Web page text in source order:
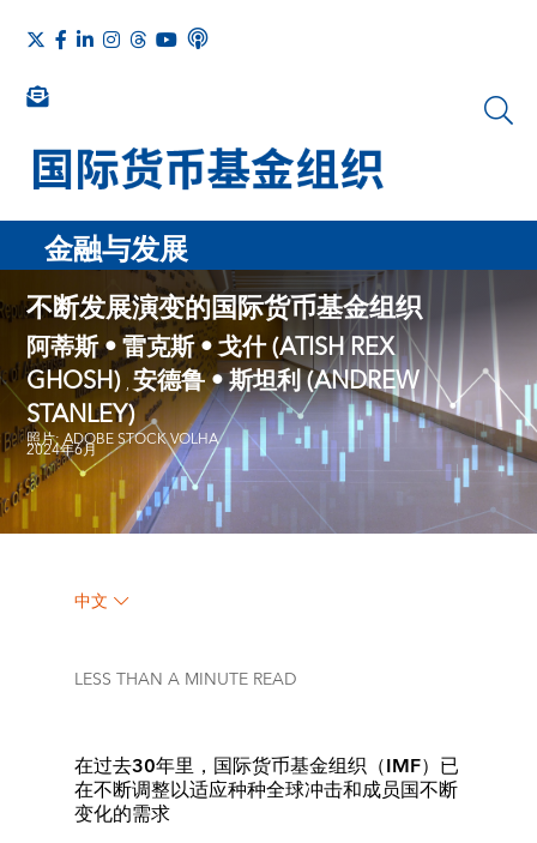
金融与发展
不断发展演变的国际货币基金组织
阿蒂斯 • 雷克斯 • 戈什 (ATISH REX
GHOSH),安德鲁 • 斯坦利 (ANDREW
STANLEY)
2024年6月
照片: ADOBE STOCK VOLHA
中文
LESS THAN A MINUTE READ
在过去30年里，国际货币基金组织（IMF）已
在不断调整以适应种种全球冲击和成员国不断
变化的需求